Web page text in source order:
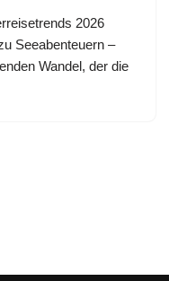
2026
Seeabenteuern –
Wandel, der die